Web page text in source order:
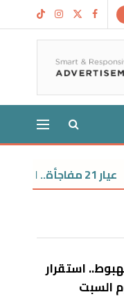
استقرار
السبت